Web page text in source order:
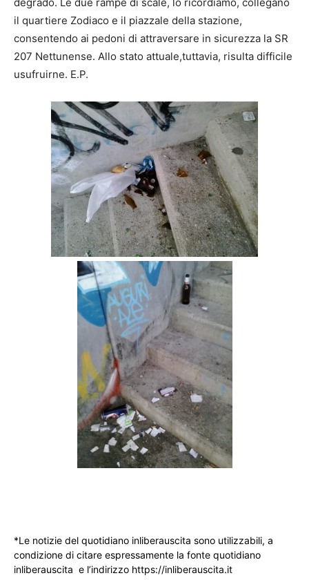
degrado. Le due rampe di scale, lo ricordiamo, collegano
il quartiere Zodiaco e il piazzale della stazione,
consentendo ai pedoni di attraversare in sicurezza la SR
207 Nettunense. Allo stato attuale,tuttavia, risulta difficile
usufruirne. E.P.
*Le notizie del quotidiano inliberauscita sono utilizzabili, a
condizione di citare espressamente la fonte quotidiano
inliberauscita e l’indirizzo https://inliberauscita.it